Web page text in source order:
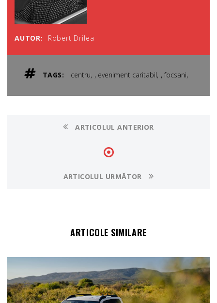
AUTOR: Robert Drilea
TAGS: centru , eveniment caritabil ,focsani,
ARTICOLUL ANTERIOR
ARTICOLUL URMĂTOR
ARTICOLE SIMILARE